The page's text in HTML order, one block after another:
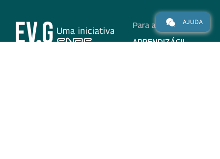
Para alunos
APRENDIZÁGIL
AJUDA